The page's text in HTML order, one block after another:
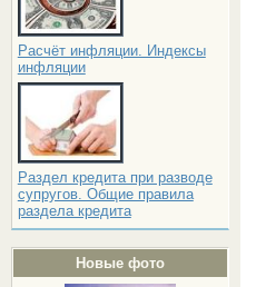
Расчёт инфляции. Индексы
инфляции
Раздел кредита при разводе
супругов. Общие правила
раздела кредита
Новые фото